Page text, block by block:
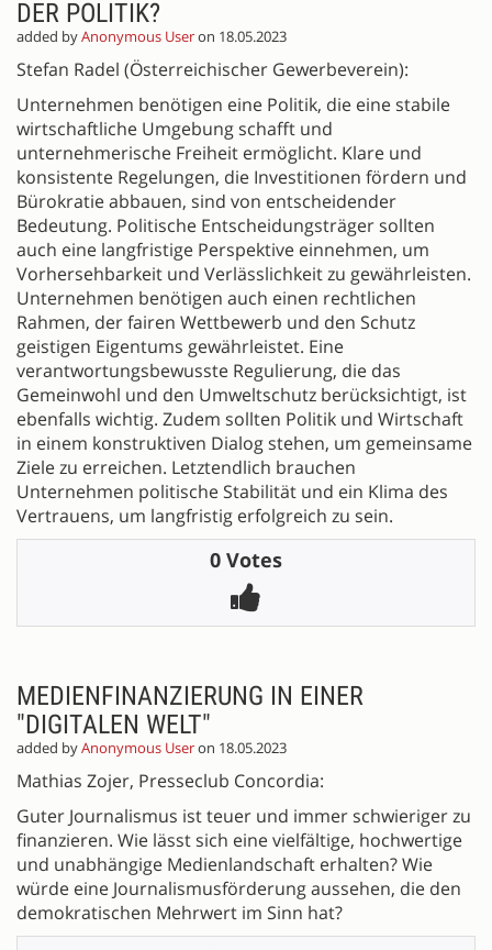
DER POLITIK?
added byAnonymous Useron 18.05.2023
Stefan Radel (Österreichischer Gewerbeverein):
Unternehmen benötigen eine Politik, die eine stabile
wirtschaftliche Umgebung schafft und
unternehmerische Freiheit ermöglicht. Klare und
konsistente Regelungen, die Investitionen fördern und
Bürokratie abbauen, sind von entscheidender
Bedeutung. Politische Entscheidungsträger sollten
auch eine langfristige Perspektive einnehmen, um
Vorhersehbarkeit und Verlässlichkeit zu gewährleisten.
Unternehmen benötigen auch einen rechtlichen
Rahmen, der fairen Wettbewerb und den Schutz
geistigen Eigentums gewährleistet. Eine
verantwortungsbewusste Regulierung, die das
Gemeinwohl und den Umweltschutz berücksichtigt, ist
ebenfalls wichtig. Zudem sollten Politik und Wirtschaft
in einem konstruktiven Dialog stehen, um gemeinsame
Ziele zu erreichen. Letztendlich brauchen
Unternehmen politische Stabilität und ein Klima des
Vertrauens, um langfristig erfolgreich zu sein.
0 Votes
MEDIENFINANZIERUNG IN EINER
"DIGITALEN WELT"
added byAnonymous Useron 18.05.2023
Mathias Zojer, Presseclub Concordia:
Guter Journalismus ist teuer und immer schwieriger zu
finanzieren. Wie lässt sich eine vielfältige, hochwertige
und unabhängige Medienlandschaft erhalten? Wie
würde eine Journalismusförderung aussehen, die den
demokratischen Mehrwert im Sinn hat?